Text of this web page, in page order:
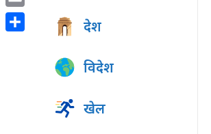
देश
विदेश
खेल
Link
Email